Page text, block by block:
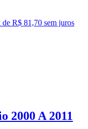
de R$ 81,70 sem juros
2000 A 2011